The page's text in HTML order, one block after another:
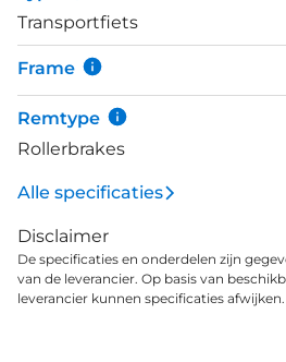
meerprijs.&nbsp; Met de Shimano Nexus 7-speed
versnellingsnaaf heb je
afwisselende terreinen. En de
ook nog eens onderhoudsarm,
plezierige kilometers.
Transportfiets
Frame
Remtype
Rollerbrakes
Alle specificaties
Disclaimer
De specificaties en onderdelen zijn
van de leverancier. Op basis van
leverancier kunnen specificaties afwijken.